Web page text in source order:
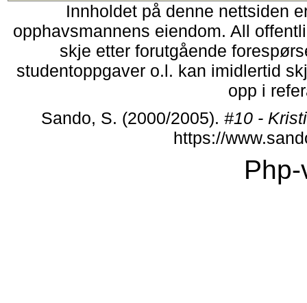
Innholdet på denne nettsiden
opphavsmannens eiendom. All
skje etter forutgående
studentoppgaver o.l. kan imidlertid
opp i
Sando, S. (2000/2005). #10 -
https://